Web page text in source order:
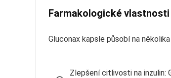
Farmakologické
Gluconax kapsle působí na
Zlepšení citlivosti na inzulin: